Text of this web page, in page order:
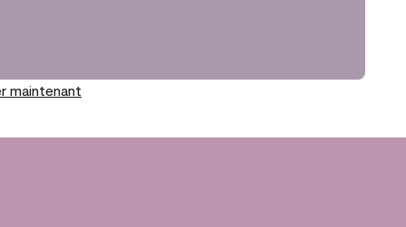
maintenant